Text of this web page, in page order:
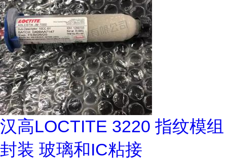
汉高LOCTITE 3220 指纹模组
封装 玻璃和IC粘接